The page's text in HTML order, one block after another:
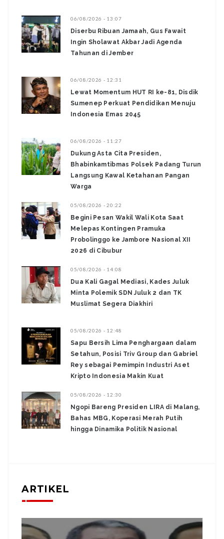
06/08/2026 - 13:07
Diserbu Ribuan Jamaah, Gus Fawait
Ingin Sholawat Akbar Jadi Agenda
Tahunan di Jember
06/08/2026 - 12:31
Lewat Momentum HUT RI ke-81, Disdik
Sumenep Perkuat Pendidikan Menuju
Indonesia Emas 2045
06/08/2026 - 11:27
Dukung Asta Cita Presiden,
Bhabinkamtibmas Polsek Padang Turun
Langsung Kawal Ketahanan Pangan
Warga
05/08/2026 - 20:22
Begini Pesan Wakil Wali Kota Saat
Melepas Kontingen Pramuka
Probolinggo ke Jambore Nasional XII
2026 di Cibubur
05/08/2026 - 14:08
Dua Kali Gagal Mediasi, Kades Juluk
Minta Polemik SDN Juluk 2 dan TK
Muslimat Segera Diakhiri
05/08/2026 - 12:48
Sapu Bersih Lima Penghargaan dalam
Setahun, Posisi Triv Group dan Gabriel
Rey sebagai Pemimpin Industri Aset
Kripto Indonesia Makin Kuat
05/08/2026 - 12:30
Ngopi Bareng Presiden LIRA di Malang,
Bahas MBG, Koperasi Merah Putih
hingga Dinamika Politik Nasional
ARTIKEL